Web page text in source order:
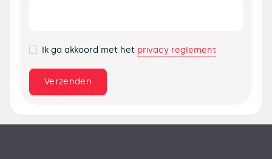
Ik ga akkoord met het privacy reglement